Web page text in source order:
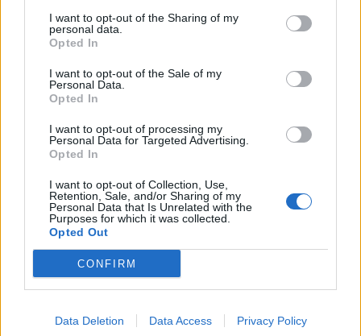
I want to opt-out of the Sharing of my
personal data.
Opted In
I want to opt-out of the Sale of my
Personal Data.
Opted In
I want to opt-out of processing my
Personal Data for Targeted Advertising.
Opted In
I want to opt-out of Collection, Use,
Retention, Sale, and/or Sharing of my
Personal Data that Is Unrelated with the
Purposes for which it was collected.
Opted Out
CONFIRM
Data Deletion Data Access Privacy Policy
Πάνω από 60 σημεία με καθαρό πόσιμο νερό σε
όλο τον Δήμο Χανίων
06.08.2026 - 15.22